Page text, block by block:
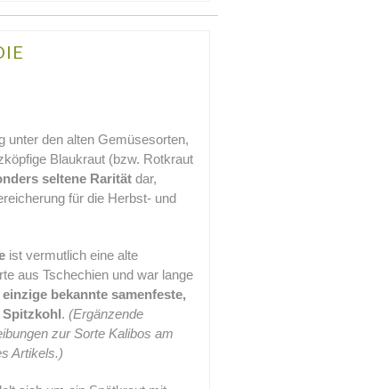
unter den alten Gemüsesorten,
Blaukraut (bzw. Rotkraut
seltene Rarität dar,
für die Herbst- und
ist vermutlich eine alte
aus Tschechien und war lange
bekannte samenfeste,
.(Ergänzende
zur Sorte Kalibos am
Artikels.)